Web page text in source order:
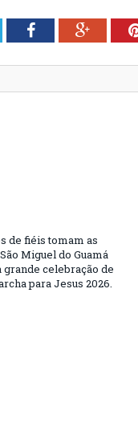
Facebook
de fiéis tomam as
Miguel do Guamá
grande celebração de
para Jesus 2026.